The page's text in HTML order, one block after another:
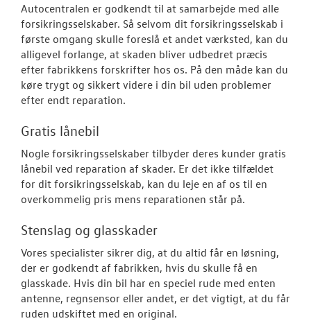
Autocentralen er godkendt til at samarbejde med alle
forsikringsselskaber. Så selvom dit forsikringsselskab i
første omgang skulle foreslå et andet værksted, kan du
alligevel forlange, at skaden bliver udbedret præcis
efter fabrikkens forskrifter hos os. På den måde kan du
køre trygt og sikkert videre i din bil uden problemer
efter endt reparation.
Gratis lånebil
Nogle forsikringsselskaber tilbyder deres kunder gratis
lånebil ved reparation af skader. Er det ikke tilfældet
for dit forsikringsselskab, kan du leje en af os til en
overkommelig pris mens reparationen står på.
Stenslag og glasskader
Vores specialister sikrer dig, at du altid får en løsning,
der er godkendt af fabrikken, hvis du skulle få en
glasskade. Hvis din bil har en speciel rude med enten
antenne, regnsensor eller andet, er det vigtigt, at du får
ruden udskiftet med en original.